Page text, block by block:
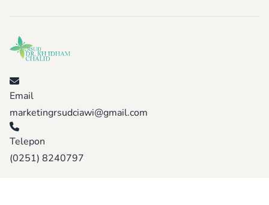
Email
marketingrsudciawi@gmail.com
Telepon
(0251) 8240797